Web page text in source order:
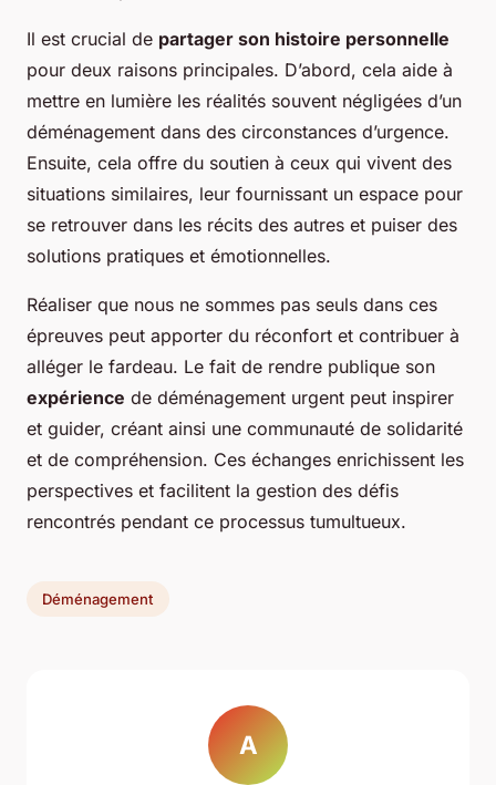
Il est crucial de partager son histoire personnelle
pour deux raisons principales. D’abord, cela aide à
mettre en lumière les réalités souvent négligées d’un
déménagement dans des circonstances d’urgence.
Ensuite, cela offre du soutien à ceux qui vivent des
situations similaires, leur fournissant un espace pour
se retrouver dans les récits des autres et puiser des
solutions pratiques et émotionnelles.
Réaliser que nous ne sommes pas seuls dans ces
épreuves peut apporter du réconfort et contribuer à
alléger le fardeau. Le fait de rendre publique son
expérience de déménagement urgent peut inspirer
et guider, créant ainsi une communauté de solidarité
et de compréhension. Ces échanges enrichissent les
perspectives et facilitent la gestion des défis
rencontrés pendant ce processus tumultueux.
Déménagement
A